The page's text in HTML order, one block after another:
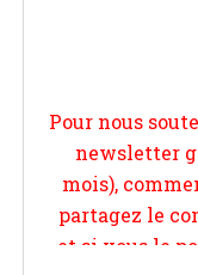
partagez le
et si vous le